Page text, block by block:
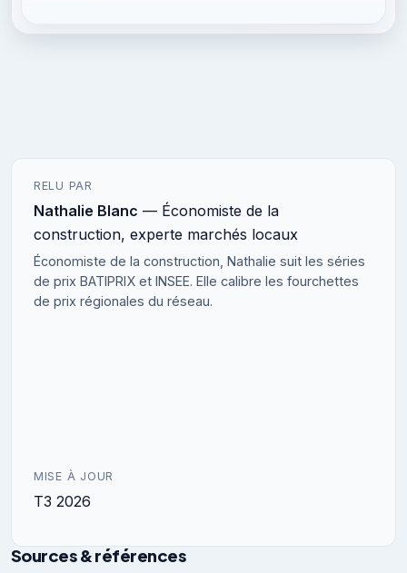
RELU PAR
Nathalie Blanc — Économiste de la
construction, experte marchés locaux
Économiste de la construction, Nathalie suit les séries
de prix BATIPRIX et INSEE. Elle calibre les fourchettes
de prix régionales du réseau.
MISE À JOUR
T3 2026
Sources & références